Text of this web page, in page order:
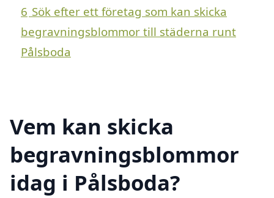
6 Sök efter ett företag som kan skicka
begravningsblommor till städerna runt
Pålsboda
Vem kan skicka
begravningsblommor
idag i Pålsboda?